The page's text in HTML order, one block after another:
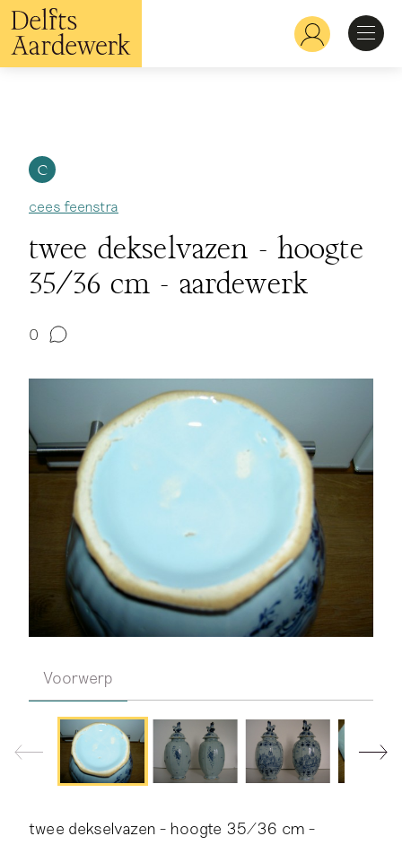
Overslaan
en
naar
de
Hoofdnavigatie
Herkennen
Bekijken
Verdiepen
C
cees feenstra
twee dekselvazen - hoogte
35/36 cm - aardewerk
0
Voorwerp
twee dekselvazen - hoogte 35/36 cm -